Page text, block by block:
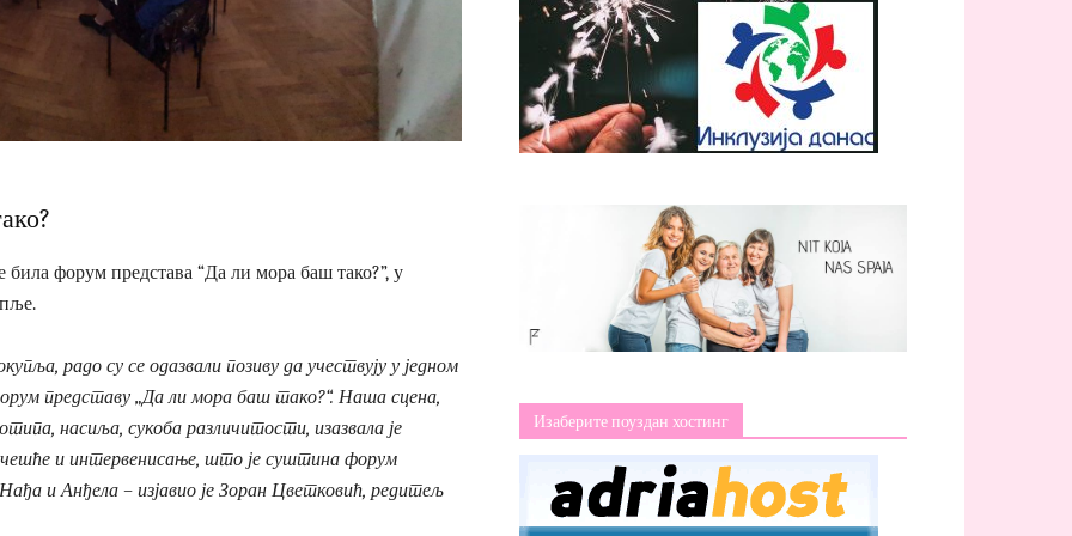
била форум представа “Да ли мора баш тако?”, у
радо су се одазвали позиву да учествују у једном
представу „Да ли мора баш тако?“. Наша сцена,
насиља, сукоба различитости, изазвала је
и интервенисање, што је суштина форум
и Анђела – изјавио је Зоран Цветковић, редитељ
Изаберите поуздан хостинг